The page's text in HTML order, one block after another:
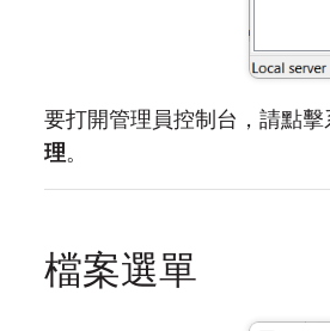
要打開管理員控制台，請點
理。
檔案選單